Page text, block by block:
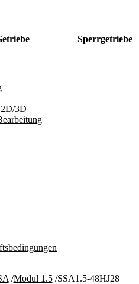
Sperrgetriebe
3D
/Modul 1.5/SSA1.5-48HJ28